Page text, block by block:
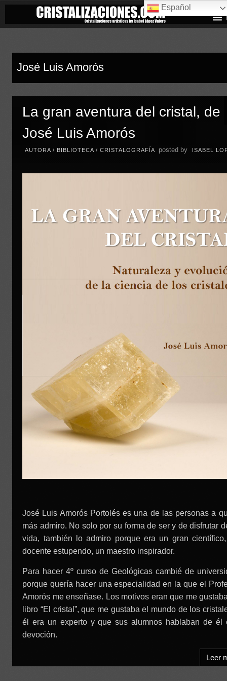
José Luis Amorós
La gran aventura del cristal, de
José Luis Amorós
AUTORA / BIBLIOTECA /CRISTALOGRAFÍA posted by ISABEL
José Luis Amorós Portolés es una de las personas a
más admiro. No solo por su forma de ser y de disfrutar
vida, también lo admiro porque era un gran
docente estupendo, un maestro inspirador.
Para hacer 4º curso de Geológicas cambié de
porque quería hacer una especialidad en la que el
Amorós me enseñase. Los motivos eran que me
libro “El cristal”, que me gustaba el mundo de los
él era un experto y que sus alumnos hablaban de él
devoción.
Leer
Español